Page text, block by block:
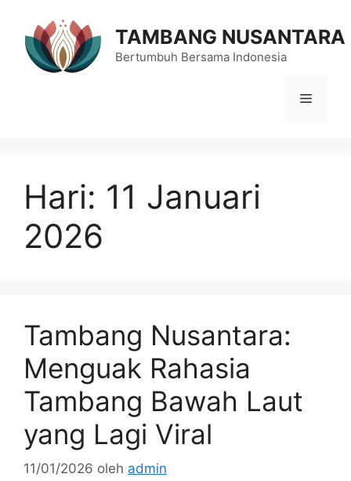
TAMBANG NUSANTARA
Bertumbuh Bersama Indonesia
Menu
Hari: 11 Januari
2026
Tambang Nusantara:
Menguak Rahasia
Tambang Bawah Laut
yang Lagi Viral
11/01/2026 oleh admin